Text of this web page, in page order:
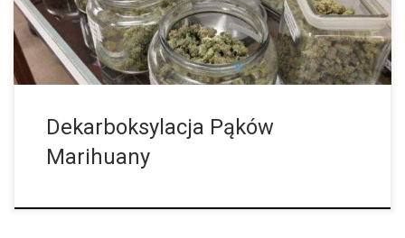
artykuły spożywcze czy inne produkty, takie jak nalewki lub
pigułki – najpierw należy ją zdekarboksylować. Bez tego –
powiedzmy, jeśli zjesz surową marihuanę […]
Dekarboksylacja Pąków
Marihuany